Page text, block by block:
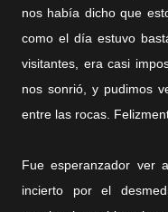
nos había dicho que
como el día estuvo
visitantes, era casi
nos sonrió, y pudimos
entre las rocas.
Fue esperanzador ver
incierto por el